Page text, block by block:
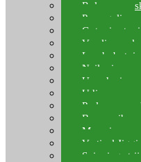
Role za
Parangali
Gotovi
Varalice za
Lov hobotnice
Najloni za
Upredenice
Udice za more
Perle za
Brum
Mamci za
Vertical
Spinning